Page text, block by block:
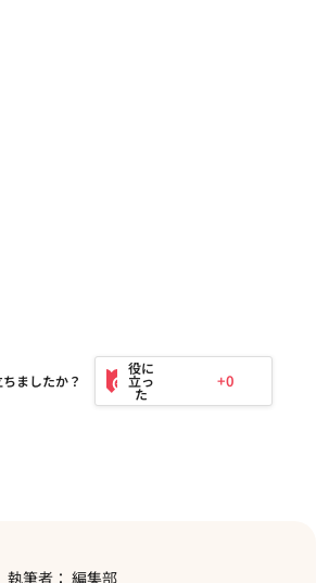
ましたか？ +0
執筆者： 編集部